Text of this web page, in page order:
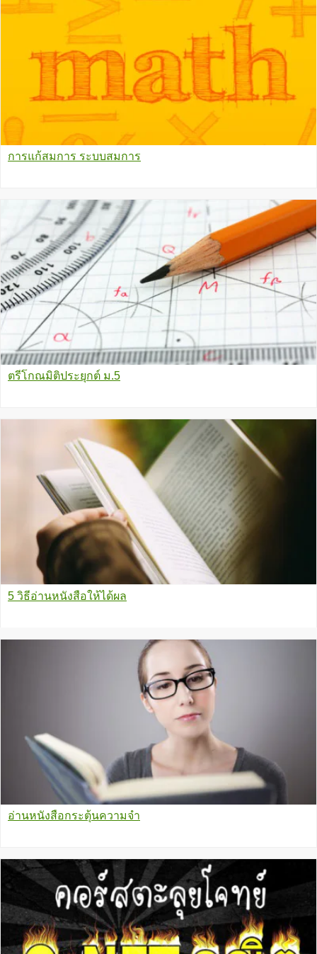
การแก้สมการ ระบบสมการ
ตรีโกณมิติประยุกต์ ม.5
5 วิธีอ่านหนังสือให้ได้ผล
อ่านหนังสือกระตุ้นความจำ